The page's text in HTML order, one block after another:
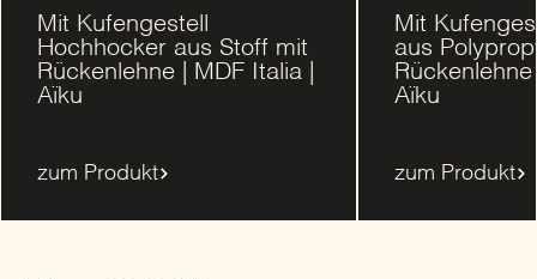
Mit Kufengestell
Hochhocker aus Stoff mit
Rückenlehne | MDF Italia |
Aïku
zum Produkt
Mit
aus
Aïku
zum Produkt